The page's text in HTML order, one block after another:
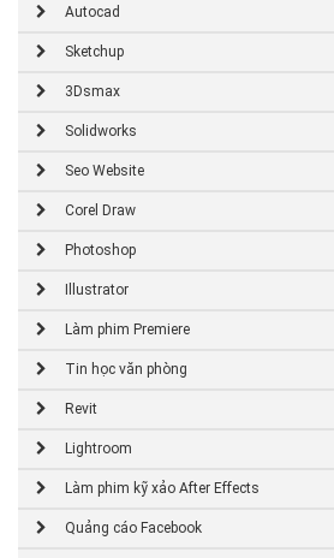
Autocad
Sketchup
3Dsmax
Solidworks
Seo Website
Corel Draw
Photoshop
Illustrator
Làm phim Premiere
Tin học văn phòng
Revit
Lightroom
Làm phim kỹ xảo After Effects
Quảng cáo Facebook